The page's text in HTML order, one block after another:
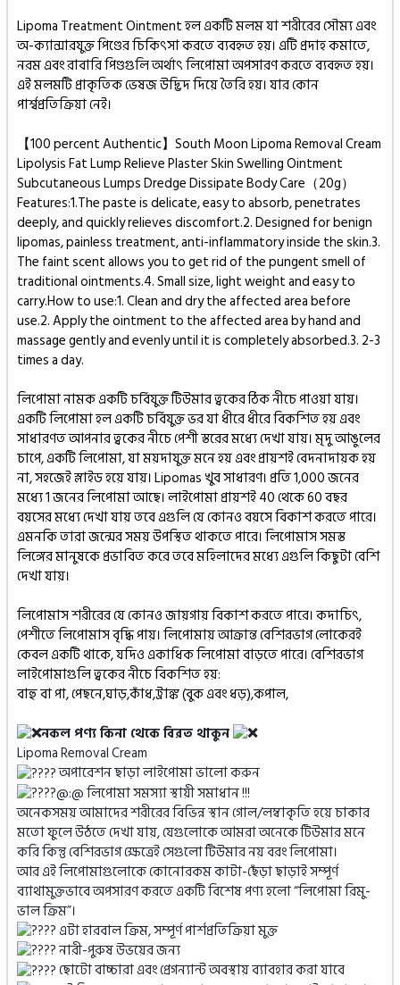
Lipoma Treatment Ointment হল একটি মলম যা শরীরের সৌম্য এবং
অ-ক্যান্সারযুক্ত পিণ্ডের চিকিৎসা করতে ব্যবহৃত হয়। এটি প্রদাহ কমাতে,
নরম এবং রাবারি পিণ্ডগুলি অর্থাৎ লিপোমা অপসারণ করতে ব্যবহৃত হয়।
এই মলমটি প্রাকৃতিক ভেষজ উদ্ভিদ দিয়ে তৈরি হয়। যার কোন
পার্শ্বপ্রতিক্রিয়া নেই।
【100 percent Authentic】South Moon Lipoma Removal Cream
Lipolysis Fat Lump Relieve Plaster Skin Swelling Ointment
Subcutaneous Lumps Dredge Dissipate Body Care（20g）
Features:1.The paste is delicate, easy to absorb, penetrates
deeply, and quickly relieves discomfort.2. Designed for benign
lipomas, painless treatment, anti-inflammatory inside the skin.3.
The faint scent allows you to get rid of the pungent smell of
traditional ointments.4. Small size, light weight and easy to
carry.How to use:1. Clean and dry the affected area before
use.2. Apply the ointment to the affected area by hand and
massage gently and evenly until it is completely absorbed.3. 2-3
times a day.
লিপোমা নামক একটি চর্বিযুক্ত টিউমার ত্বকের ঠিক নীচে পাওয়া যায়।
একটি লিপোমা হল একটি চর্বিযুক্ত ভর যা ধীরে ধীরে বিকশিত হয় এবং
সাধারণত আপনার ত্বকের নীচে পেশী স্তরের মধ্যে দেখা যায়। মৃদু আঙুলের
চাপে, একটি লিপোমা, যা ময়দাযুক্ত মনে হয় এবং প্রায়শই বেদনাদায়ক হয়
না, সহজেই স্লাইড হয়ে যায়। Lipomas খুব সাধারণ। প্রতি 1,000 জনের
মধ্যে 1 জনের লিপোমা আছে। লাইপোমা প্রায়শই 40 থেকে 60 বছর
বয়সের মধ্যে দেখা যায় তবে এগুলি যে কোনও বয়সে বিকাশ করতে পারে।
এমনকি তারা জন্মের সময় উপস্থিত থাকতে পারে। লিপোমাস সমস্ত
লিঙ্গের মানুষকে প্রভাবিত করে তবে মহিলাদের মধ্যে এগুলি কিছুটা বেশি
দেখা যায়।
লিপোমাস শরীরের যে কোনও জায়গায় বিকাশ করতে পারে। কদাচিৎ,
পেশীতে লিপোমাস বৃদ্ধি পায়। লিপোমায় আক্রান্ত বেশিরভাগ লোকেরই
কেবল একটি থাকে, যদিও একাধিক লিপোমা বাড়তে পারে। বেশিরভাগ
লাইপোমাগুলি ত্বকের নীচে বিকশিত হয়:
বাহু বা পা, পেছনে,ঘাড়,কাঁধ,ট্রাঙ্ক (বুক এবং ধড়),কপাল,
নকল পণ্য কিনা থেকে বিরত থাকুন
Lipoma Removal Cream
অপারেশন ছাড়া লাইপোমা ভালো করুন
@:@ লিপোমা সমস্যা স্থায়ী সমাধান !!!
অনেকসময় আমাদের শরীরের বিভিন্ন স্থান গোল/লম্বাকৃতি হয়ে চাকার
মতো ফুলে উঠতে দেখা যায়, যেগুলোকে আমরা অনেকে টিউমার মনে
করি কিন্তু বেশিরভাগ ক্ষেত্রেই সেগুলো টিউমার নয় বরং লিপোমা।
আর এই লিপোমাগুলোকে কোনোরকম কাটা-ছেঁড়া ছাড়াই সম্পূর্ণ
ব্যাথামুক্তভাবে অপসারণ করতে একটি বিশেষ পণ্য হলো “লিপোমা রিমু-
ভাল ক্রিম”।
এটা হারবাল ক্রিম, সম্পূর্ণ পার্শপ্রতিক্রিয়া মুক্ত
নারী-পুরুষ উভয়ের জন্য
ছোটো বাচ্চারা এবং প্রেগন্যান্ট অবস্থায় ব্যাবহার করা যাবে